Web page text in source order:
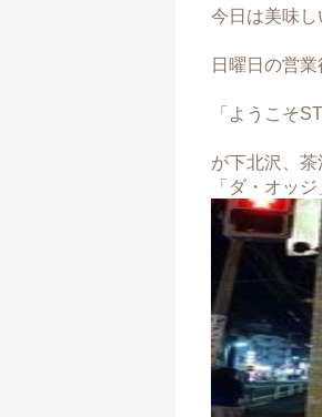
今日は美味
日曜日の営
「ようこそ
が下北沢、
「ダ・オッ